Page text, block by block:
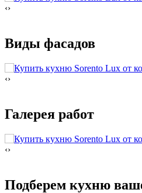
‹›
Виды фасадов
‹›
Галерея работ
‹›
Подберем кухню